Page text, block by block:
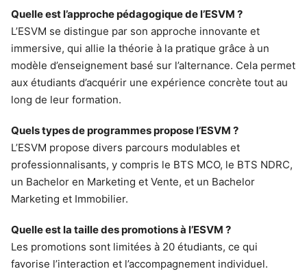
Quelle est l’approche pédagogique de l’ESVM ?
L’ESVM se distingue par son approche innovante et
immersive, qui allie la théorie à la pratique grâce à un
modèle d’enseignement basé sur l’alternance. Cela permet
aux étudiants d’acquérir une expérience concrète tout au
long de leur formation.
Quels types de programmes propose l’ESVM ?
L’ESVM propose divers parcours modulables et
professionnalisants, y compris le BTS MCO, le BTS NDRC,
un Bachelor en Marketing et Vente, et un Bachelor
Marketing et Immobilier.
Quelle est la taille des promotions à l’ESVM ?
Les promotions sont limitées à 20 étudiants, ce qui
favorise l’interaction et l’accompagnement individuel.